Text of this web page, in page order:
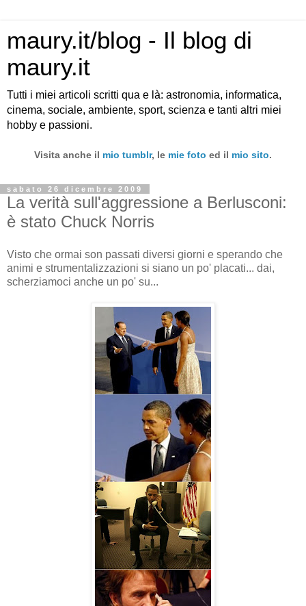
maury.it/blog - Il blog di
maury.it
Tutti i miei articoli scritti qua e là: astronomia, informatica,
cinema, sociale, ambiente, sport, scienza e tanti altri miei
hobby e passioni.
Visita anche il mio tumblr, le mie foto ed il mio sito.
sabato 26 dicembre 2009
La verità sull'aggressione a Berlusconi:
è stato Chuck Norris
Visto che ormai son passati diversi giorni e sperando che
animi e strumentalizzazioni si siano un po' placati... dai,
scherziamoci anche un po' su...